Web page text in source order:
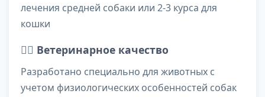
лечения средней собаки или 2-3 курса для
кошки
👨‍⚕️ Ветеринарное качество
Разработано специально для животных с
учетом физиологических особенностей собак